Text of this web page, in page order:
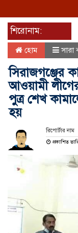
শিরোনাম:
হোম সারা
সিরাজগঞ্জের
আওয়ামী
পুত্র শেখ
হয়
রিপোর্টার নাম
প্রকাশিত